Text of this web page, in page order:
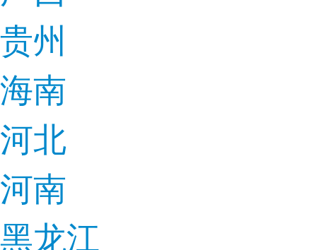
贵州
海南
河北
河南
黑龙江